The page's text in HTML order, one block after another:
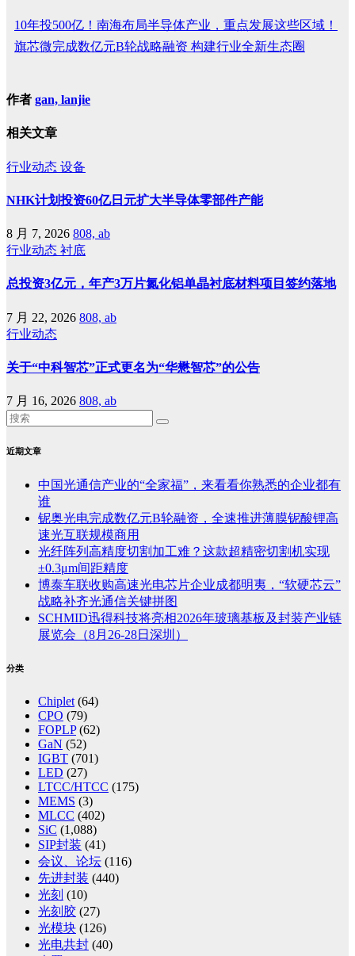
10年投500亿！南海布局半导体产业，重点发展这些区域！
旗芯微完成数亿元B轮战略融资 构建行业全新生态圈
作者 gan, lanjie
相关文章
行业动态 设备
NHK计划投资60亿日元扩大半导体零部件产能
8 月 7, 2026 808, ab
行业动态 衬底
总投资3亿元，年产3万片氮化铝单晶衬底材料项目签约落地
7 月 22, 2026 808, ab
行业动态
关于“中科智芯”正式更名为“华懋智芯”的公告
7 月 16, 2026 808, ab
近期文章
中国光通信产业的“全家福”，来看看你熟悉的企业都有
谁
铌奥光电完成数亿元B轮融资，全速推进薄膜铌酸锂高
速光互联规模商用
光纤阵列高精度切割加工难？这款超精密切割机实现
±0.3μm间距精度
博泰车联收购高速光电芯片企业成都明夷，“软硬芯云”
战略补齐光通信关键拼图
SCHMID迅得科技将亮相2026年玻璃基板及封装产业链
展览会（8月26-28日深圳）
分类
Chiplet (64)
CPO (79)
FOPLP(62)
GaN (52)
IGBT (701)
LED (27)
LTCC/HTCC (175)
MEMS (3)
MLCC (402)
SiC (1,088)
SIP封装 (41)
会议、论坛 (116)
先进封装 (440)
光刻 (10)
光刻胶 (27)
光模块 (126)
光电共封 (40)